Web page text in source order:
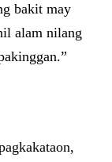
bakit may
alam nilang